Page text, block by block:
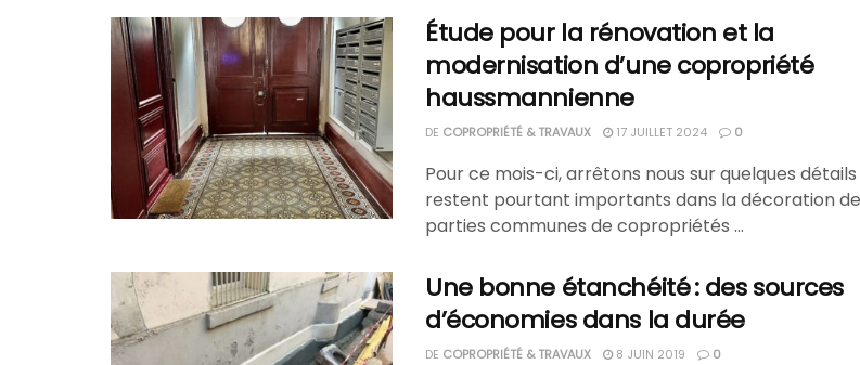
Étude pour la rénovation et la
modernisation d’une copropriété
haussmannienne
DE COPROPRIÉTÉ & TRAVAUX 17 JUILLET 2024 0
Pour ce mois-ci, arrêtons nous sur quelques détails
restent pourtant importants dans la décoration
parties communes de copropriétés ...
Une bonne étanchéité : des sources
d’économies dans la durée
DE COPROPRIÉTÉ & TRAVAUX 8 JUIN 2019 0